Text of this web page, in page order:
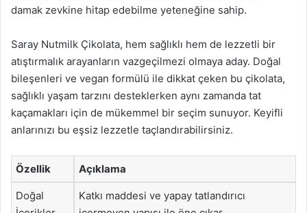
damak zevkine hitap edebilme yeteneğine sahip.
Saray Nutmilk Çikolata, hem sağlıklı hem de lezzetli bir
atıştırmalık arayanların vazgeçilmezi olmaya aday. Doğal
bileşenleri ve vegan formülü ile dikkat çeken bu çikolata,
sağlıklı yaşam tarzını desteklerken aynı zamanda tat
kaçamakları için de mükemmel bir seçim sunuyor. Keyifli
anlarınızı bu eşsiz lezzetle taçlandırabilirsiniz.
Özellik Açıklama
Doğal
Katkı maddesi ve yapay tatlandırıcı